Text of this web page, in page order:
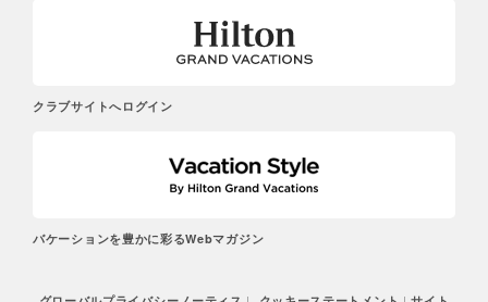
クラブサイトへログイン
バケーションを豊かに彩るWebマガジン